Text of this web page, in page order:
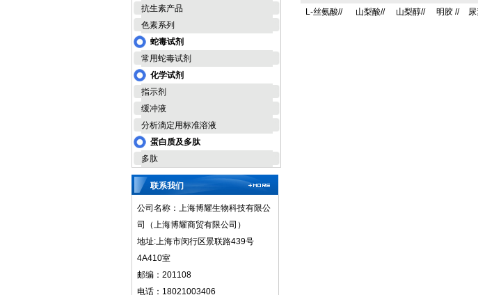
抗生素产品
色素系列
蛇毒试剂
常用蛇毒试剂
化学试剂
指示剂
缓冲液
分析滴定用标准溶液
蛋白质及多肽
多肽
联系我们
公司名称：上海博耀生物科技有限公
司（上海博耀商贸有限公司）
地址:上海市闵行区景联路439号
4A410室
邮编：201108
电话：18021003406
L-丝氨酸//
山梨酸// 山梨醇// 明胶 //